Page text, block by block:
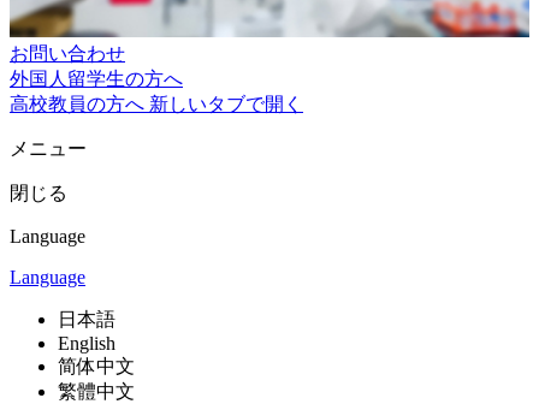
お問い合わせ
外国人留学生の方へ
高校教員の方へ 新しいタブで開く
メニュー
閉じる
Language
Language
日本語
English
简体中文
繁體中文